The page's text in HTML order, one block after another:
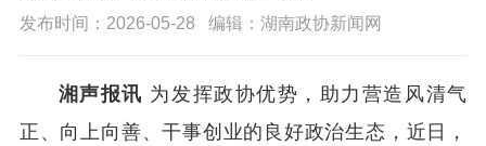
发布时间：2026-05-28 编辑：湖南政协新闻网
湘声报讯 为发挥政协优势，助力营造风清气
正、向上向善、干事创业的良好政治生态，近日，